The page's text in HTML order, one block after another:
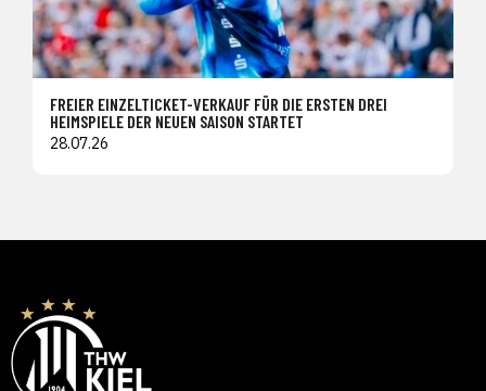
FREIER EINZELTICKET-VERKAUF FÜR DIE ERSTEN DREI
HEIMSPIELE DER NEUEN SAISON STARTET
28.07.26